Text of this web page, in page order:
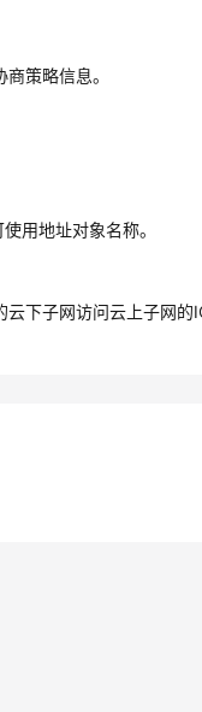
策略信息。
用地址对象名称。
下子网访问云上子网的